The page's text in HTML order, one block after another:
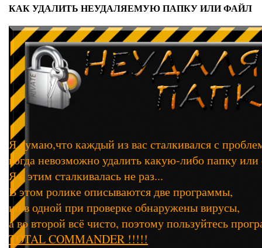
КАК УДАЛИТЬ НЕУДАЛЯЕМУЮ ПАПКУ ИЛИ ФАЙЛ
Я думаю,что каждый из вас сталкивался с
когда невозможно удалить какую-либо папку
Я с этим сталкивалась не раз...
В этом ролике описываются две программы,
но в одной при проверке обнаружены вирусы,
а во второй всё чисто, поэтому пользуйтесь
TOTAL COMMANDER !!!!!